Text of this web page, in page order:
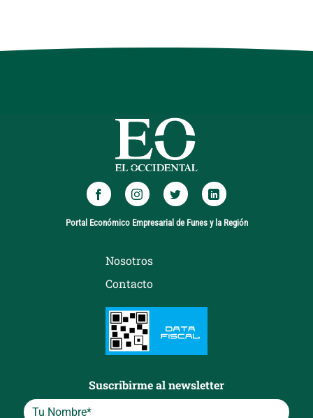
Portal Económico Empresarial de Funes y la Región
Nosotros
Contacto
Suscribirme al newsletter